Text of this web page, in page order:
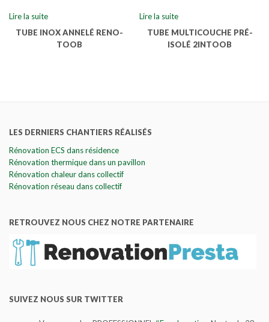
Lire la suite
TUBE INOX ANNELÉ RENO-
TOOB
Lire la suite
TUBE MULTICOUCHE PRÉ-
ISOLÉ 2INTOOB
LES DERNIERS CHANTIERS RÉALISÉS
Rénovation ECS dans résidence
Rénovation thermique dans un pavillon
Rénovation chaleur dans collectif
Rénovation réseau dans collectif
RETROUVEZ NOUS CHEZ NOTRE PARTENAIRE
SUIVEZ NOUS SUR TWITTER